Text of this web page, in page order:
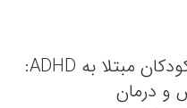
راهنمای کامل والدین برای کودکان مبتلا به ADHD:
و درمان